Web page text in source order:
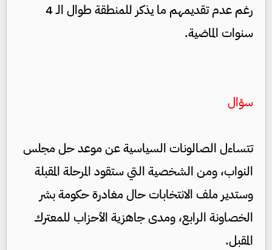
رغم عدم تقديمهم ما يذكر للمنطقة طوال الـ 4
سنوات الماضية.
سؤال
تتساءل الصالونات السياسية عن موعد حل مجلس
النواب، ومن الشخصية التي ستقود المرحلة المقبلة
وستدير ملف الانتخابات حال مغادرة حكومة بشر
الخصاونة الرابع، ومدى جاهزية الأحزاب للمعترك
المقبل.